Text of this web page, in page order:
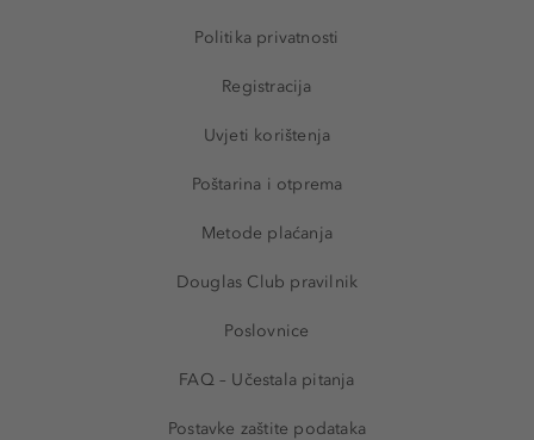
Politika privatnosti
Registracija
Uvjeti korištenja
Poštarina i otprema
Metode plaćanja
Douglas Club pravilnik
Poslovnice
FAQ – Učestala pitanja
Postavke zaštite podataka